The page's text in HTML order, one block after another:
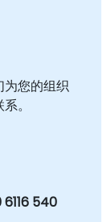
为您的组织
。
540